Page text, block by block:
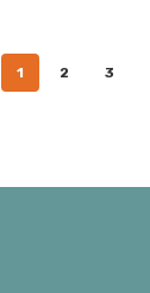
1 2 3